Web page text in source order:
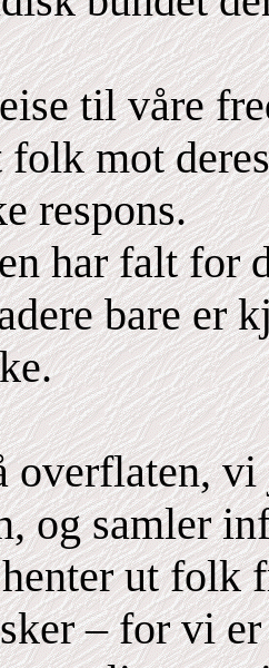
til våre
mot
respons.
har falt for
bare er
overflaten, vi
og samler
ut folk
– for vi